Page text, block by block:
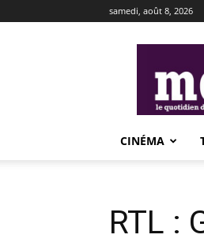
samedi, août 8, 2026
CINÉMA
RTL :